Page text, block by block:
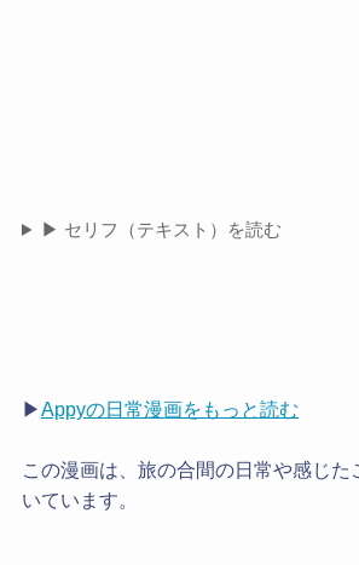
▶ セリフ（テキスト）を読む
▶︎ Appyの日常漫画をもっと読む
この漫画は、旅の合間の日常や感じた
いています。